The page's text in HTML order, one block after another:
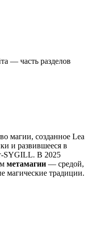
— часть разделов
магии, созданное Lea
и развившееся в
SYGILL. В 2025
метамагии — средой,
магические традиции.